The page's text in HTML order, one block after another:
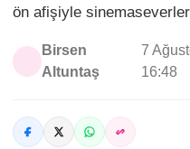
ön afişiyle
Birsen
Altuntaş
7
16:48